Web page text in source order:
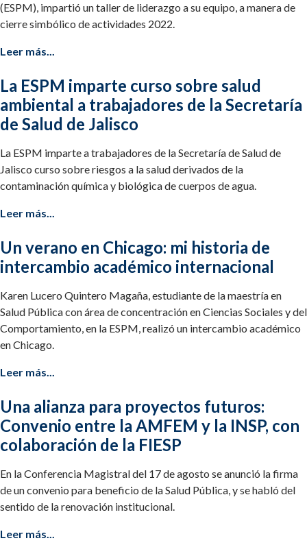
(ESPM), impartió un taller de liderazgo a su equipo, a manera de
cierre simbólico de actividades 2022.
Leer más...
La ESPM imparte curso sobre salud
ambiental a trabajadores de la Secretaría
de Salud de Jalisco
La ESPM imparte a trabajadores de la Secretaría de Salud de
Jalisco curso sobre riesgos a la salud derivados de la
contaminación química y biológica de cuerpos de agua.
Leer más...
Un verano en Chicago: mi historia de
intercambio académico internacional
Karen Lucero Quintero Magaña, estudiante de la maestría en
Salud Pública con área de concentración en Ciencias Sociales y del
Comportamiento, en la ESPM, realizó un intercambio académico
en Chicago.
Leer más...
Una alianza para proyectos futuros:
Convenio entre la AMFEM y la INSP, con
colaboración de la FIESP
En la Conferencia Magistral del 17 de agosto se anunció la firma
de un convenio para beneficio de la Salud Pública, y se habló del
sentido de la renovación institucional.
Leer más...